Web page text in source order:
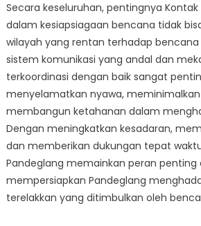
Secara keseluruhan, pentingnya Kontak
dalam kesiapsiagaan bencana tidak
wilayah yang rentan terhadap
sistem komunikasi yang andal dan
terkoordinasi dengan baik sangat
menyelamatkan nyawa, meminimalkan
membangun ketahanan dalam
Dengan meningkatkan kesadaran,
dan memberikan dukungan tepat
Pandeglang memainkan peran penting
mempersiapkan Pandeglang
terelakkan yang ditimbulkan oleh